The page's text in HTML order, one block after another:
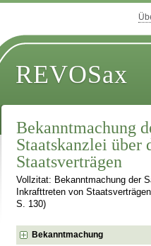
REVOSax
Bekanntmachung
Staatskanzlei über
Staatsverträgen
Vollzitat: Bekanntmachung der
Inkrafttreten von
S. 130)
Bekanntmachung